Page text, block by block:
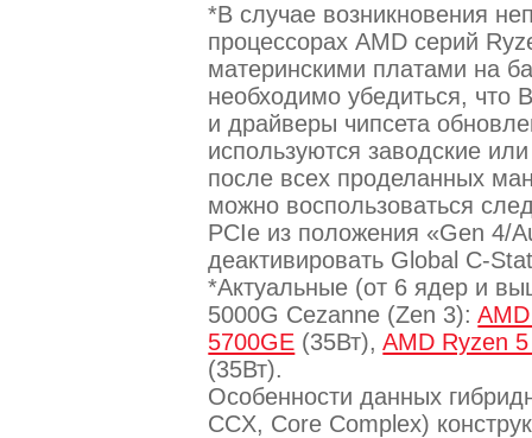
*В случае возникновения
процессорах AMD серий
материнскими платами на
необходимо убедиться, что
и драйверы чипсета
используются заводские
после всех проделанных
можно воспользоваться
PCIe из положения «Gen 4/
деактивировать Global C-
*Актуальные (от 6 ядер и
5000G Cezanne (Zen 3):
5700GE (35Вт),AMD Ryzen
(35Вт).
Особенности данных
CCX, Core Complex)